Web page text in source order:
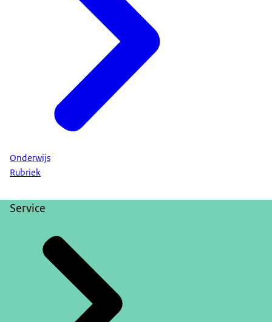
Onderwijs
Rubriek
Service